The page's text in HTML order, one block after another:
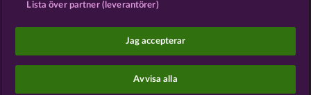
Sociala casinospel är endast avsedda för
underhållningsändamål och har absolut inget
med riktiga pengar.
©2026 Whow Games GmbH
Lista över partner (leverantörer)
Jag accepterar
Avvisa alla